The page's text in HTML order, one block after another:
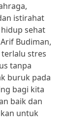
istirahat
sehat
Budiman,
stres
tanpa
buruk pada
bagi kita
baik dan
untuk